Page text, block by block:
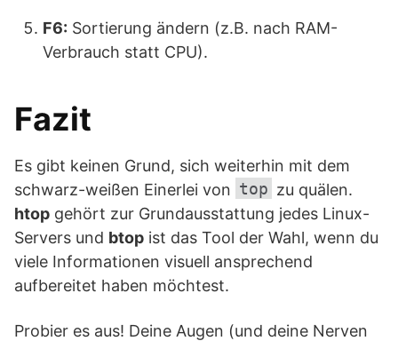
F6: Sortierung ändern (z.B. nach RAM-
Verbrauch statt CPU).
Fazit
Es gibt keinen Grund, sich weiterhin mit dem
schwarz-weißen Einerlei von top zu quälen.
htop gehört zur Grundausstattung jedes Linux-
Servers und btop ist das Tool der Wahl, wenn du
viele Informationen visuell ansprechend
aufbereitet haben möchtest.
Probier es aus! Deine Augen (und deine Nerven